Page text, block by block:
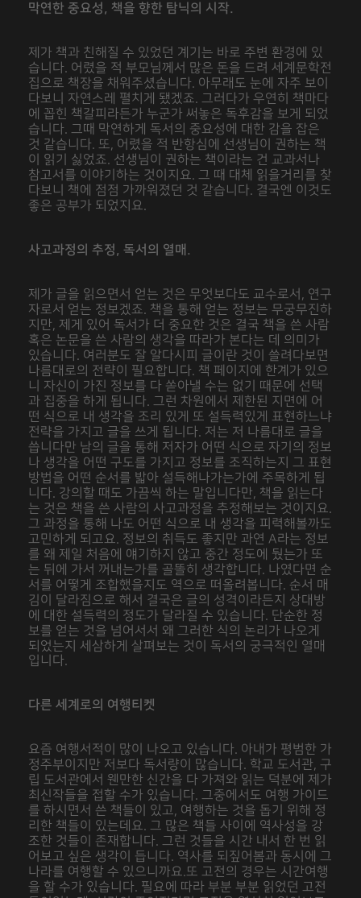
막연한 중요성, 책을 향한 탐닉의 시작.
제가 책과 친해질 수 있었던 계기는 바로 주변 환경에 있
습니다. 어렸을 적 부모님께서 많은 돈을 드려 세계문학전
집으로 책장을 채워주셨습니다. 아무래도 눈에 자주 보이
다보니 자연스레 펼치게 됐겠죠. 그러다가 우연히 책마다
에 꼽힌 책갈피라든가 누군가 써놓은 독후감을 보게 되었
습니다. 그때 막연하게 독서의 중요성에 대한 감을 잡은
것 같습니다. 또, 어렸을 적 반항심에 선생님이 권하는 책
이 읽기 싫었죠. 선생님이 권하는 책이라는 건 교과서나
참고서를 이야기하는 것이지요. 그 때 대체 읽을거리를 찾
다보니 책에 점점 가까워졌던 것 같습니다. 결국엔 이것도
좋은 공부가 되었지요.
사고과정의 추정, 독서의 열매.
제가 글을 읽으면서 얻는 것은 무엇보다도 교수로서, 연구
자로서 얻는 정보겠죠. 책을 통해 얻는 정보는 무궁무진하
지만, 제게 있어 독서가 더 중요한 것은 결국 책을 쓴 사람
혹은 논문을 쓴 사람의 생각을 따라가 본다는 데 의미가
있습니다. 여러분도 잘 알다시피 글이란 것이 쓸려다보면
나름대로의 전략이 필요합니다. 책 페이지에 한계가 있으
니 자신이 가진 정보를 다 쏟아낼 수는 없기 때문에 선택
과 집중을 하게 됩니다. 그런 차원에서 제한된 지면에 어
떤 식으로 내 생각을 조리 있게 또 설득력있게 표현하느냐
전략을 가지고 글을 쓰게 됩니다. 저는 저 나름대로 글을
씁니다만 남의 글을 통해 저자가 어떤 식으로 자기의 정보
나 생각을 어떤 구도를 가지고 정보를 조직하는지 그 표현
방법을 어떤 순서를 밟아 설득해나가는가에 주목하게 됩
니다. 강의할 때도 가끔씩 하는 말입니다만, 책을 읽는다
는 것은 책을 쓴 사람의 사고과정을 추정해보는 것이지요.
그 과정을 통해 나도 어떤 식으로 내 생각을 피력해볼까도
고민하게 되고요. 정보의 취득도 좋지만 과연 A라는 정보
를 왜 제일 처음에 얘기하지 않고 중간 정도에 뒀는가 또
는 뒤에 가서 꺼내는가를 골똘히 생각합니다. 나였다면 순
서를 어떻게 조합했을지도 역으로 떠올려봅니다. 순서 매
김이 달라짐으로 해서 결국은 글의 성격이라든지 상대방
에 대한 설득력의 정도가 달라질 수 있습니다. 단순한 정
보를 얻는 것을 넘어서서 왜 그러한 식의 논리가 나오게
되었는지 세삼하게 살펴보는 것이 독서의 궁극적인 열매
입니다.
다른 세계로의 여행티켓
요즘 여행서적이 많이 나오고 있습니다. 아내가 평범한 가
정주부이지만 저보다 독서량이 많습니다. 학교 도서관, 구
립 도서관에서 웬만한 신간을 다 가져와 읽는 덕분에 제가
최신작들을 접할 수가 있습니다. 그중에서도 여행 가이드
를 하시면서 쓴 책들이 있고, 여행하는 것을 돕기 위해 정
리한 책들이 있는데요. 그 많은 책들 사이에 역사성을 강
조한 것들이 존재합니다. 그런 것들을 시간 내서 한 번 읽
어보고 싶은 생각이 듭니다. 역사를 되짚어봄과 동시에 그
나라를 여행할 수 있으니까요.또 고전의 경우는 시간여행
을 할 수가 있습니다. 필요에 따라 부분 부분 읽었던 고전